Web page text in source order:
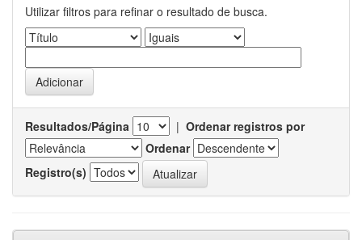
Utilizar filtros para refinar o resultado de busca.
Resultados/Página | Ordenar registros por
Ordenar
Registro(s)